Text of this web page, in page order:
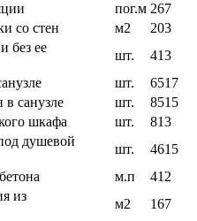
пог.м 267
со стен
м2
203
без ее
шт.
413
шт.
6517
санузле
шт.
8515
шкафа
шт.
813
душевой
шт.
4615
м.п
412
из
м2
167